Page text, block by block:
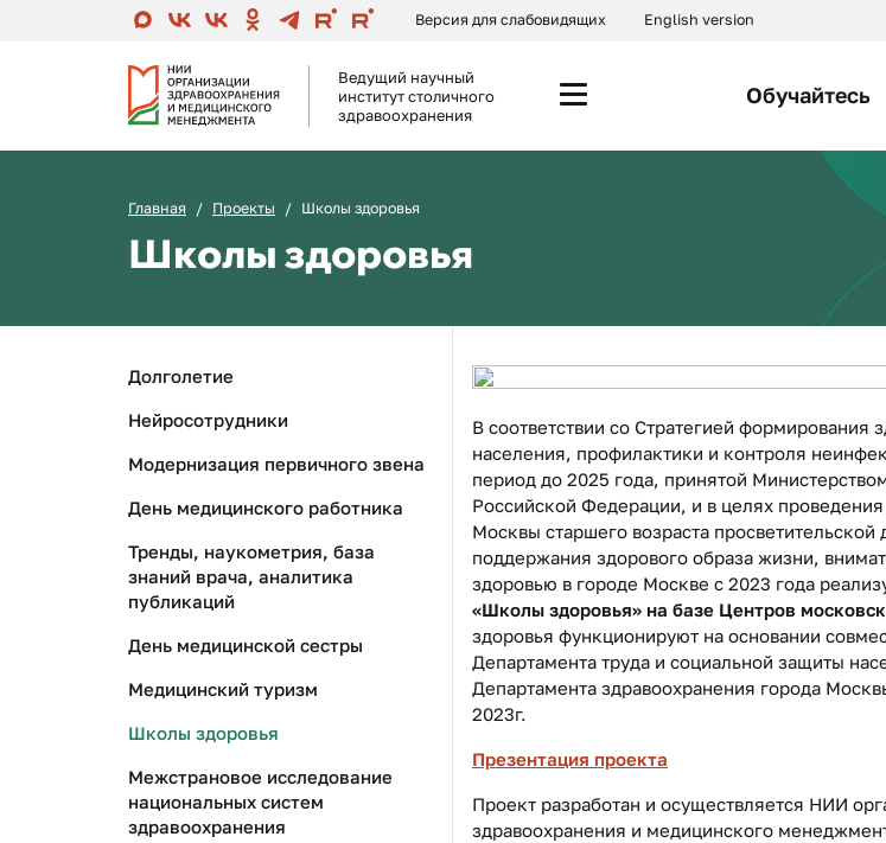
Версия для слабовидящих English version
Ведущий научный
институт столичного
здравоохранения
Обучайтесь
Главная Проекты Школы здоровья
Школы здоровья
Долголетие
Нейросотрудники
Модернизация первичного звена
День медицинского работника
Тренды, наукометрия, база
знаний врача, аналитика
публикаций
День медицинской сестры
Медицинский туризм
Школы здоровья
Межстрановое исследование
национальных систем
здравоохранения
В соответствии со Стратегией формирования
населения, профилактики и контроля
период до 2025 года, принятой
Российской Федерации, и в целях
Москвы старшего возраста просветительской
поддержания здорового образа жизни,
здоровью в городе Москве с 2023 года
«Школы здоровья» на базе Центров
здоровья функционируют на основании
Департамента труда и социальной защиты
Департамента здравоохранения города
2023г.
Презентация проекта
Проект разработан и осуществляется НИИ
здравоохранения и медицинского